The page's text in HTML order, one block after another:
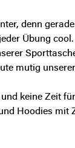
denn
Übung cool.
mutig
keine Zeit
Hoodies mit